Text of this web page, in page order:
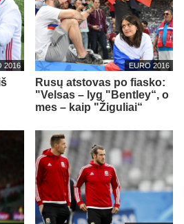
2016 EURO 2016
Rusų atstovas po fiasko:
"Velsas – lyg "Bentley“, o
mes – kaip "Žiguliai“